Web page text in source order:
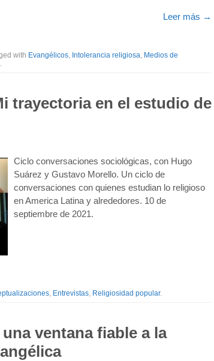
Leer más →
with Evangélicos, Intolerancia religiosa, Medios de
.
trayectoria en el estudio de
Ciclo conversaciones sociológicas, con Hugo
Suárez y Gustavo Morello. Un ciclo de
conversaciones con quienes estudian lo religioso
en America Latina y alrededores. 10 de
septiembre de 2021.
, Entrevistas, Religiosidad popular.
ventana fiable a la